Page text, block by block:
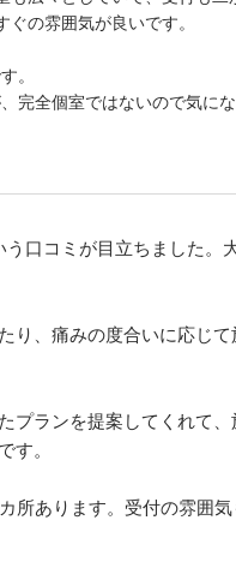
の雰囲気が良いです。
。
完全個室ではないので気に
口コミが目立ちました。
り、痛みの度合いに応じ
プランを提案してくれて
。
所あります。受付の雰囲